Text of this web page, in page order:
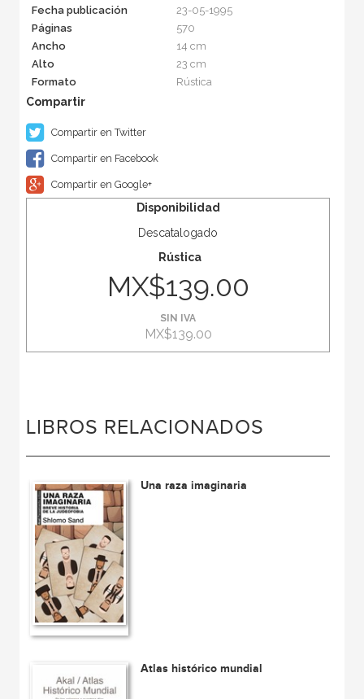
Fecha publicación
23-05-1995
Páginas
570
Ancho
14 cm
Alto
23 cm
Formato
Rústica
Compartir en Twitter
Compartir en Facebook
Compartir en Google+
Disponibilidad
Descatalogado
Rústica
MX$139.00
SIN IVA
MX$139.00
LIBROS RELACIONADOS
Una raza imaginaria
Atlas histórico mundial